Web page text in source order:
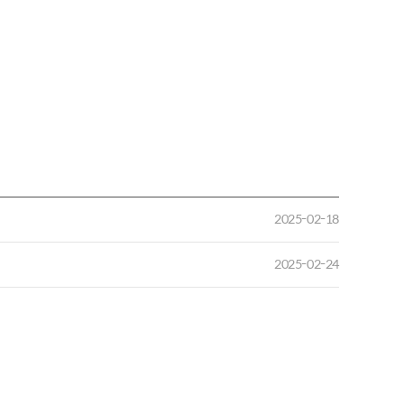
2025-02-18
2025-02-24